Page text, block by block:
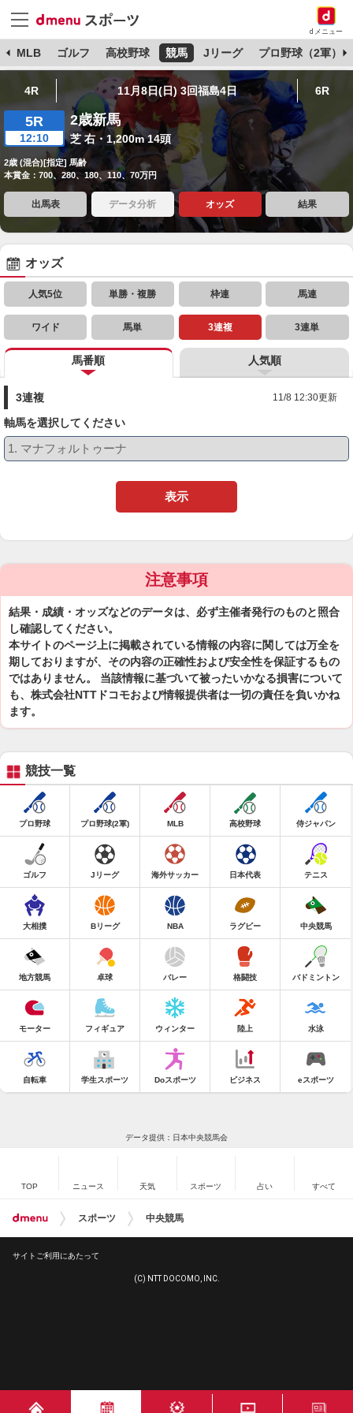
dメニュー
MLB ゴルフ 高校野球 競馬 Jリーグ プロ野球（2軍）
4R 11月8日(日) 3回福島4日 6R
5R
12:10
2歳新馬
芝 右・1,200m 14頭
2歳 (混合)[指定] 馬齢
本賞金：700、280、180、110、70万円
出馬表 データ分析 オッズ 結果
オッズ
人気5位 単勝・複勝 枠連 馬連
ワイド 馬単 3連複 3連単
馬番順 人気順
3連複 11/8 12:30更新
軸馬を選択してください
表示
注意事項
結果・成績・オッズなどのデータは、必ず主催者発行のものと照合
し確認してください。
本サイトのページ上に掲載されている情報の内容に関しては万全を
期しておりますが、その内容の正確性および安全性を保証するもの
ではありません。 当該情報に基づいて被ったいかなる損害について
も、株式会社NTTドコモおよび情報提供者は一切の責任を負いかね
ます。
競技一覧
プロ野球 プロ野球(2軍) MLB 高校野球 侍ジャパン
ゴルフ Jリーグ 海外サッカー 日本代表 テニス
大相撲 Bリーグ NBA ラグビー 中央競馬
地方競馬 卓球 バレー 格闘技 バドミントン
モーター フィギュア ウィンター 陸上 水泳
自転車 学生スポーツ Doスポーツ ビジネス eスポーツ
データ提供：日本中央競馬会
TOP ニュース 天気 スポーツ 占い すべて
スポーツ 中央競馬
サイトご利用にあたって
(C) NTT DOCOMO, INC.